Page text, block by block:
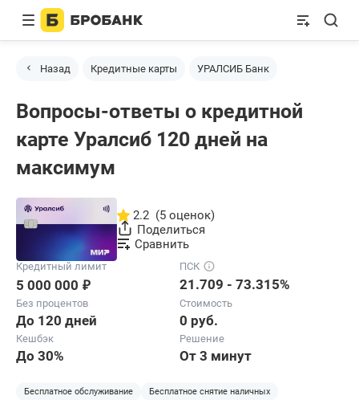
Назад Кредитные карты УРАЛСИБ Банк
Вопросы-ответы о кредитной
карте Уралсиб 120 дней на
максимум
2.2 (5 оценок)
Поделиться
Сравнить
Кредитный лимит
5 000 000 ₽
ПСК
21.709 - 73.315%
Без процентов
До 120 дней
Стоимость
0 руб.
Кешбэк
До 30%
Решение
От 3 минут
Бесплатное обслуживание
Бесплатное снятие наличных